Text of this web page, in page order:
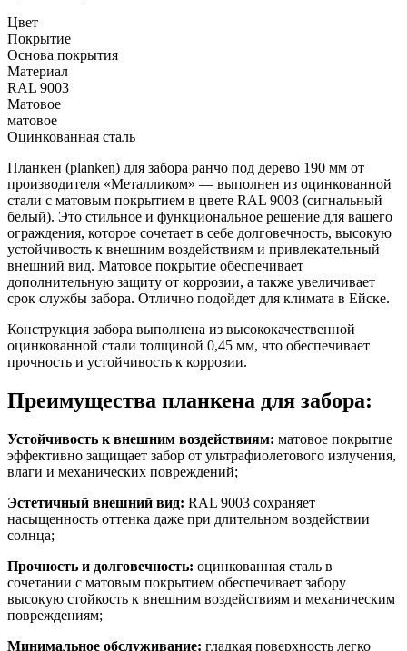
Цвет
Покрытие
Основа покрытия
Материал
RAL 9003
Матовое
матовое
Оцинкованная сталь
Планкен (planken) для забора ранчо под дерево 190 мм от
производителя «Металликом» — выполнен из оцинкованной
стали с матовым покрытием в цвете RAL 9003 (сигнальный
белый). Это стильное и функциональное решение для вашего
ограждения, которое сочетает в себе долговечность, высокую
устойчивость к внешним воздействиям и привлекательный
внешний вид. Матовое покрытие обеспечивает
дополнительную защиту от коррозии, а также увеличивает
срок службы забора. Отлично подойдет для климата в Ейске.
Конструкция забора выполнена из высококачественной
оцинкованной стали толщиной 0,45 мм, что обеспечивает
прочность и устойчивость к коррозии.
Преимущества планкена для забора:
Устойчивость к внешним воздействиям: матовое покрытие
эффективно защищает забор от ультрафиолетового излучения,
влаги и механических повреждений;
Эстетичный внешний вид: RAL 9003 сохраняет
насыщенность оттенка даже при длительном воздействии
солнца;
Прочность и долговечность: оцинкованная сталь в
сочетании с матовым покрытием обеспечивает забору
высокую стойкость к внешним воздействиям и механическим
повреждениям;
Минимальное обслуживание: гладкая поверхность легко